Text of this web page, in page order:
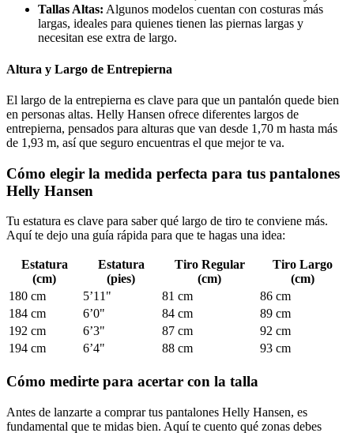
Tallas Altas: Algunos modelos cuentan con costuras más
largas, ideales para quienes tienen las piernas largas y
necesitan ese extra de largo.
Altura y Largo de Entrepierna
El largo de la entrepierna es clave para que un pantalón quede bien
en personas altas. Helly Hansen ofrece diferentes largos de
entrepierna, pensados para alturas que van desde 1,70 m hasta más
de 1,93 m, así que seguro encuentras el que mejor te va.
Cómo elegir la medida perfecta para tus pantalones
Helly Hansen
Tu estatura es clave para saber qué largo de tiro te conviene más.
Aquí te dejo una guía rápida para que te hagas una idea:
Estatura
(cm)
Estatura
(pies)
Tiro Regular
(cm)
Tiro Largo
(cm)
180 cm
5’11" 81 cm
86 cm
184 cm
6’0" 84 cm
89 cm
192 cm
6’3" 87 cm
92 cm
194 cm
6’4" 88 cm 93 cm
Cómo medirte para acertar con la talla
Antes de lanzarte a comprar tus pantalones Helly Hansen, es
fundamental que te midas bien. Aquí te cuento qué zonas debes